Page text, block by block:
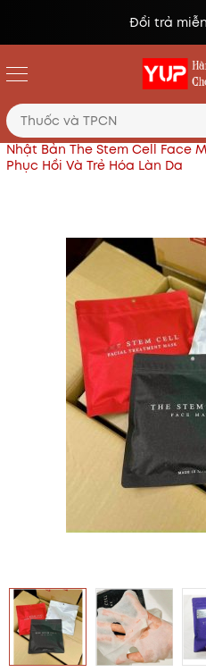
Đổi trả miễn
Trang chủ Mỹ phẩm, làm
Nhật Bản The Stem Cell Face
Phục Hồi Và Trẻ Hóa Làn Da